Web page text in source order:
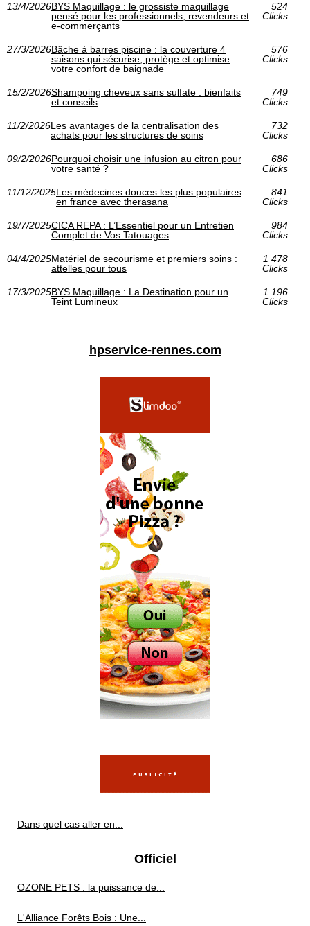
13/4/2026BYS Maquillage : le grossiste maquillage
pensé pour les professionnels, revendeurs et
e-commerçants
524
Clicks
27/3/2026Bâche à barres piscine : la couverture 4
saisons qui sécurise, protège et optimise
votre confort de baignade
576
Clicks
15/2/2026Shampoing cheveux sans sulfate : bienfaits
et conseils
749
Clicks
11/2/2026Les avantages de la centralisation des
achats pour les structures de soins
732
Clicks
09/2/2026Pourquoi choisir une infusion au citron pour
votre santé ?
686
Clicks
11/12/2025Les médecines douces les plus populaires
en france avec therasana
841
Clicks
19/7/2025CICA REPA : L’Essentiel pour un Entretien
Complet de Vos Tatouages
984
Clicks
04/4/2025Matériel de secourisme et premiers soins :
attelles pour tous
1 478
Clicks
17/3/2025BYS Maquillage : La Destination pour un
Teint Lumineux
1 196
Clicks
hpservice-rennes.com
Dans quel cas aller en...
Officiel
OZONE PETS : la puissance de...
L'Alliance Forêts Bois : Une...